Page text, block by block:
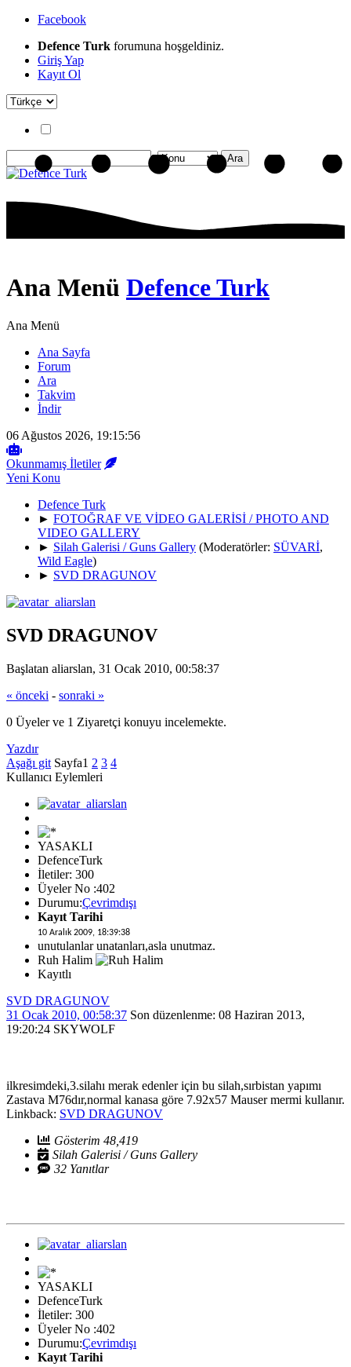
Facebook
Defence Turk forumuna hoşgeldiniz.
Giriş Yap
Kayıt Ol
Ana Menü Defence Turk
Ana Menü
Ana Sayfa
Forum
Ara
Takvim
İndir
06 Ağustos 2026, 19:15:56
Okunmamış İletiler
Yeni Konu
Defence Turk
► FOTOĞRAF VE VİDEO GALERİSİ / PHOTO AND
VIDEO GALLERY
► Silah Galerisi / Guns Gallery (Moderatörler: SÜVARİ,
Wild Eagle)
► SVD DRAGUNOV
SVD DRAGUNOV
Başlatan aliarslan, 31 Ocak 2010, 00:58:37
« önceki - sonraki »
0 Üyeler ve 1 Ziyaretçi konuyu incelemekte.
Yazdır
Aşağı git Sayfa1 2 3 4
Kullanıcı Eylemleri
YASAKLI
DefenceTurk
İletiler: 300
Üyeler No :402
Durumu:Çevrimdışı
Kayıt Tarihi
10 Aralık 2009, 18:39:38
unutulanlar unatanları,asla unutmaz.
Ruh Halim
Kayıtlı
SVD DRAGUNOV
31 Ocak 2010, 00:58:37 Son düzenlenme: 08 Haziran 2013,
19:20:24 SKYWOLF
ilkresimdeki,3.silahı merak edenler için bu silah,sırbistan yapımı
Zastava M76dır,normal kanasa göre 7.92x57 Mauser mermi kullanır.
Linkback: SVD DRAGUNOV
Gösterim 48,419
Silah Galerisi / Guns Gallery
32 Yanıtlar
YASAKLI
DefenceTurk
İletiler: 300
Üyeler No :402
Durumu:Çevrimdışı
Kayıt Tarihi